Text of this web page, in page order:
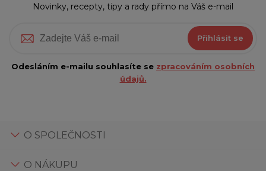
Novinky, recepty, tipy a rady přímo na Váš e-mail
Přihlásit se
Odesláním e-mailu souhlasíte se zpracováním osobních
údajů.
O SPOLEČNOSTI
O NÁKUPU